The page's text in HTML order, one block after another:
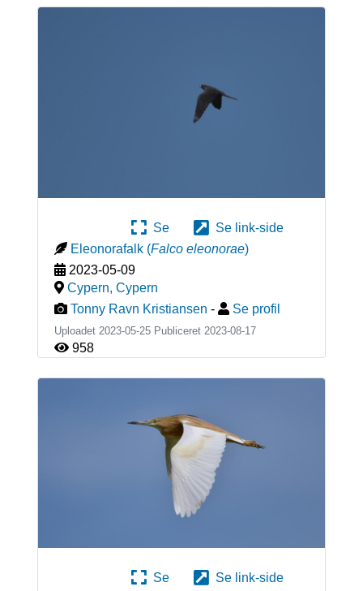
Se
Se link-side
Eleonorafalk (Falco eleonorae)
2023-05-09
Cypern, Cypern
Tonny Ravn Kristiansen - Se profil
Uploadet 2023-05-25 Publiceret 2023-08-17
958
Se
Se link-side